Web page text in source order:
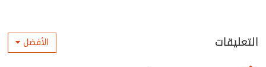
التعليقات الأفضل